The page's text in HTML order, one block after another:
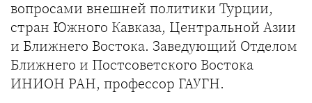
вопросами внешней политики Турции,
стран Южного Кавказа, Центральной Азии
и Ближнего Востока. Заведующий Отделом
Ближнего и Постсоветского Востока
ИНИОН РАН, профессор ГАУГН.